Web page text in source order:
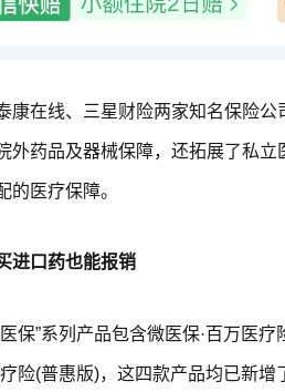
康在线、三星财险两家知名保险公
外药品及器械保障，还拓展了私
的医疗保障。
进口药也能报销
保”系列产品包含微医保·百万医
险(普惠版)，这四款产品均已新